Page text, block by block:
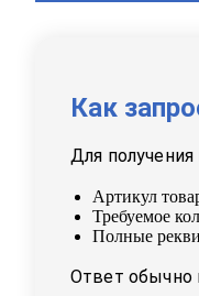
Как
Для
Артикул
Требуемое
Полные
Ответ обычно